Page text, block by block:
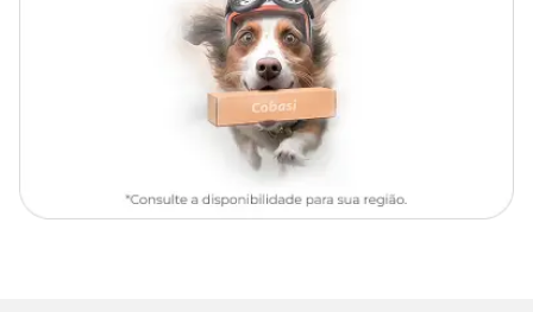
com o melhor preço e uma variedade incrível de espécies
Aproveite os preços e ofertas especiais
para transformar seu jardim ou sua horta!
: Além de todos os cuidados para manter sua planta bonita e
viçosa, é importante mantê-la longe do acesso de crianças e
animais de estimação. Se ingerida acidentalmente pode causar
sintomas desagradáveis, pois não é comestível.
Para maiores informações e tirar todas suas dúvidas sobre essa ou